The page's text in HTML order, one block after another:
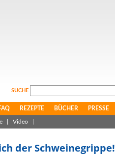
SUCHE
REZEPTE BÜCHER PRESSE
Video
der Schweinegrippe!